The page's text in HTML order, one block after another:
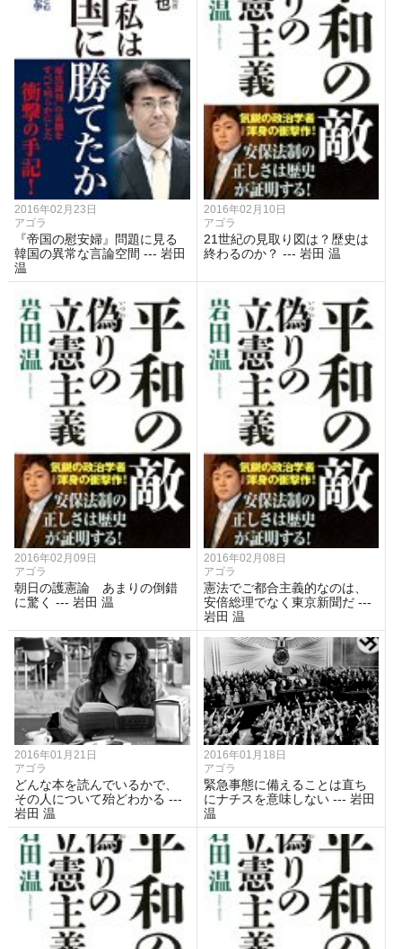
2016年02月23日
アゴラ
『帝国の慰安婦』問題に見る
韓国の異常な言論空間 --- 岩田
温
2016年02月10日
アゴラ
21世紀の見取り図は？歴史は
終わるのか？ --- 岩田 温
2016年02月09日
アゴラ
朝日の護憲論 あまりの倒錯
に驚く --- 岩田 温
2016年02月08日
アゴラ
憲法でご都合主義的なのは、
安倍総理でなく東京新聞だ ---
岩田 温
2016年01月21日
アゴラ
どんな本を読んでいるかで、
その人について殆どわかる ---
岩田 温
2016年01月18日
アゴラ
緊急事態に備えることは直ち
にナチスを意味しない --- 岩田
温